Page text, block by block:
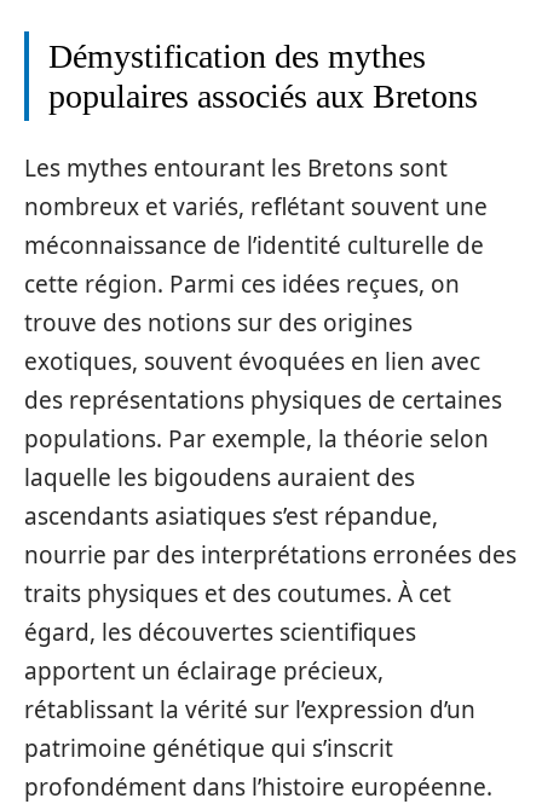
Démystification des mythes
populaires associés aux Bretons
Les mythes entourant les Bretons sont
nombreux et variés, reflétant souvent une
méconnaissance de l’identité culturelle de
cette région. Parmi ces idées reçues, on
trouve des notions sur des origines
exotiques, souvent évoquées en lien avec
des représentations physiques de certaines
populations. Par exemple, la théorie selon
laquelle les bigoudens auraient des
ascendants asiatiques s’est répandue,
nourrie par des interprétations erronées des
traits physiques et des coutumes. À cet
égard, les découvertes scientifiques
apportent un éclairage précieux,
rétablissant la vérité sur l’expression d’un
patrimoine génétique qui s’inscrit
profondément dans l’histoire européenne.